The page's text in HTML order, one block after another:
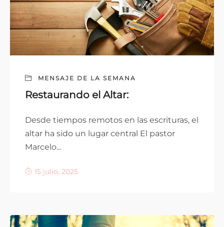
MENSAJE DE LA SEMANA
Restaurando el Altar:
Desde tiempos remotos en las escrituras, el
altar ha sido un lugar central El pastor
Marcelo...
15 julio, 2025